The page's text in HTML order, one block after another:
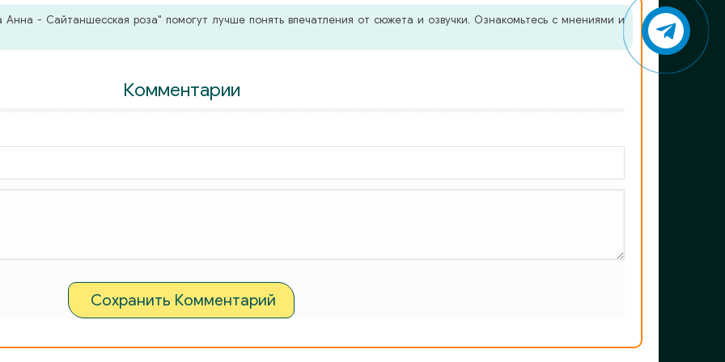
- Сайтаншесская роза" помогут лучше понять впечатления от сюжета и озвучки. Ознакомьтесь с мнениями и
Комментарии
Сохранить Комментарий